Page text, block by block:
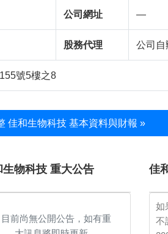
公司網址 —
股務代理 公司自
號5樓之8
佳和生物科技 基本資料與財報 »
生物科技 重大公告
目前尚無公開公告，如有重
佳
如
不